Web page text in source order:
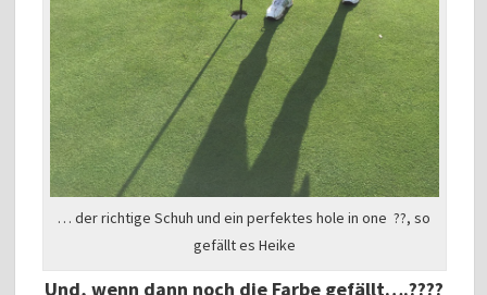
… der richtige Schuh und ein perfektes hole in one ??, so
gefällt es Heike
Und, wenn dann noch die Farbe gefällt….????